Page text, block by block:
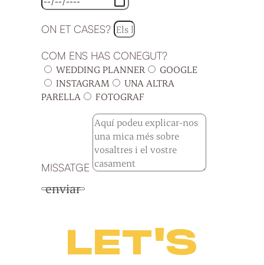
ON ET CASES?
COM ENS HAS CONEGUT?
WEDDING PLANNER
GOOGLE
INSTAGRAM
UNA ALTRA
PARELLA
FOTOGRAF
MISSATGE
enviar
LET'S